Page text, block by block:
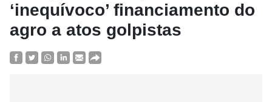
‘inequívoco’ financiamento do
agro a atos golpistas